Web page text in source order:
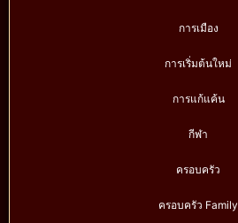
การเมือง
การเริ่มต้นใหม่
การแก้แค้น
กีฬา
ครอบครัว
ครอบครัว Family